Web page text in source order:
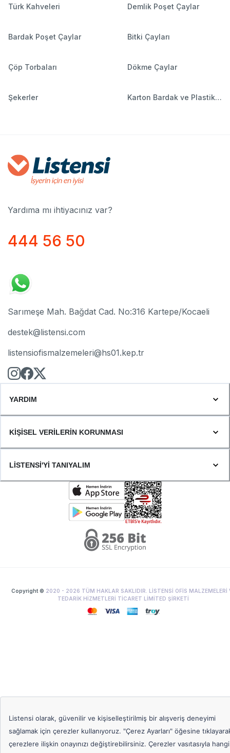
Türk Kahveleri Demlik Poşet Çaylar
Bardak Poşet Çaylar Bitki Çayları
Çöp Torbaları Dökme Çaylar
Şekerler
Karton Bardak ve Plastik
Yardıma mı ihtiyacınız var?
444 56 50
Sarımeşe Mah. Bağdat Cad. No:316 Kartepe/Kocaeli
destek@listensi.com
listensiofismalzemeleri@hs01.kep.tr
YARDIM
KİŞİSEL VERİLERİN KORUNMASI
LİSTENSİ'Yİ TANIYALIM
Copyright © 2020 - 2026 TÜM HAKLAR SAKLIDIR. LİSTENSİ OFİS MALZEMELERİ
TEDARİK HİZMETLERİ TİCARET LİMİTED ŞİRKETİ